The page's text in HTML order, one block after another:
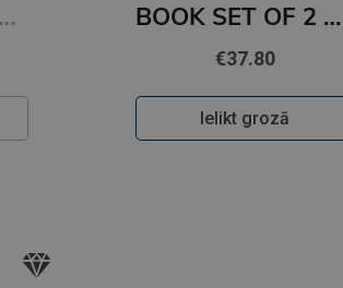
BOOK SET OF 2 Titles: Alchemy of Secrets + Wild Reverence BOOK SET OF 2 Titles: Among the Burning Flowers + The Robin on the Oak Throne
€31.80
Ielikt grozā